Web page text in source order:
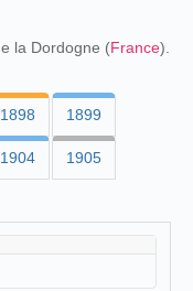
la Dordogne (France).
1898 1899
1904 1905